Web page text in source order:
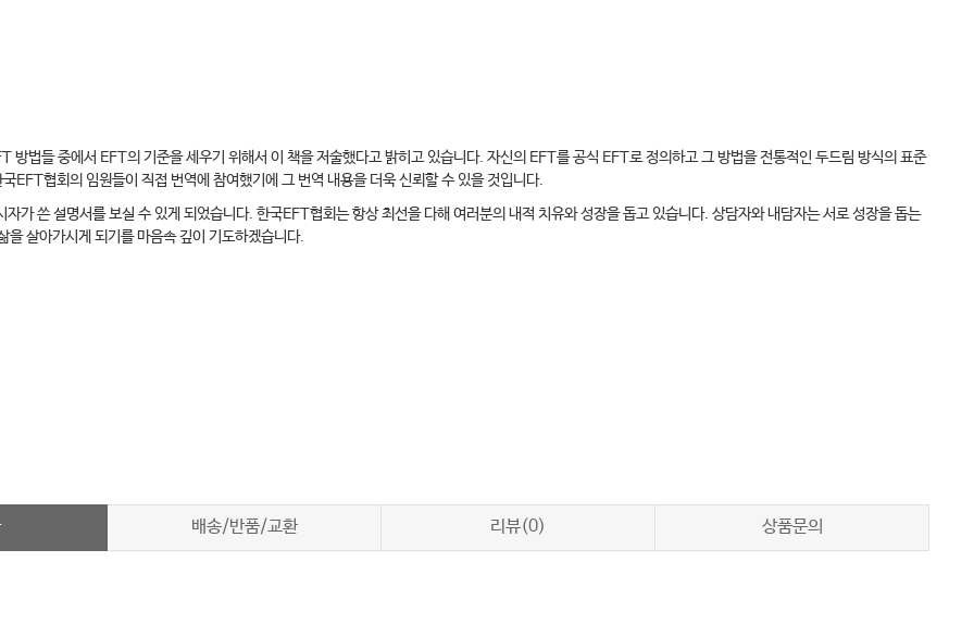
방법들 중에서 EFT의 기준을 세우기 위해서 이 책을 저술했다고 밝히고 있습니다. 자신의 EFT를 공식 EFT로 정의하고 그 방법을 전통적인 두드림 방식의 표준
EFT협회의 임원들이 직접 번역에 참여했기에 그 번역 내용을 더욱 신뢰할 수 있을 것입니다.
가 쓴 설명서를 보실 수 있게 되었습니다. 한국EFT협회는 항상 최선을 다해 여러분의 내적 치유와 성장을 돕고 있습니다. 상담자와 내담자는 서로 성장을 돕는
살아가시게 되기를 마음속 깊이 기도하겠습니다.
배송/반품/교환 리뷰(0) 상품문의